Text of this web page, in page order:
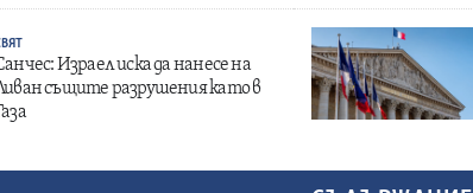
Израел иска да нанесе на
същите разрушения като в